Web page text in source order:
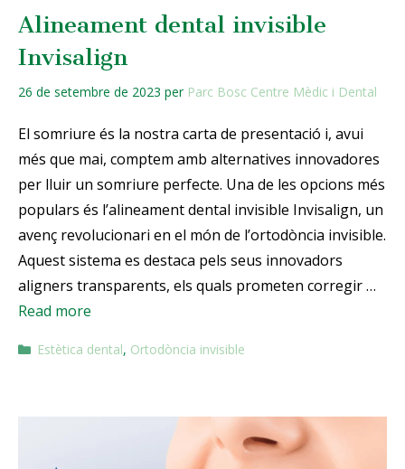
Alineament dental invisible
Invisalign
26 de setembre de 2023 per Parc Bosc Centre Mèdic i Dental
El somriure és la nostra carta de presentació i, avui
més que mai, comptem amb alternatives innovadores
per lluir un somriure perfecte. Una de les opcions més
populars és l’alineament dental invisible Invisalign, un
avenç revolucionari en el món de l’ortodòncia invisible.
Aquest sistema es destaca pels seus innovadors
aligners transparents, els quals prometen corregir …
Read more
Estètica dental, Ortodòncia invisible